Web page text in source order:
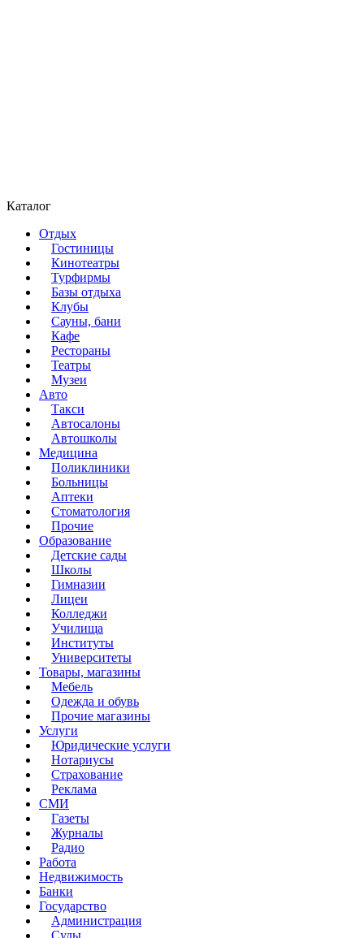
Каталог
Отдых
Гостиницы
Кинотеатры
Турфирмы
Базы отдыха
Клубы
Сауны, бани
Кафе
Рестораны
Театры
Музеи
Авто
Такси
Автосалоны
Автошколы
Медицина
Поликлиники
Больницы
Аптеки
Стоматология
Прочие
Образование
Детские сады
Школы
Гимназии
Лицеи
Колледжи
Училища
Институты
Университеты
Товары, магазины
Мебель
Одежда и обувь
Прочие магазины
Услуги
Юридические услуги
Нотариусы
Страхование
Реклама
СМИ
Газеты
Журналы
Радио
Работа
Недвижимость
Банки
Государство
Администрация